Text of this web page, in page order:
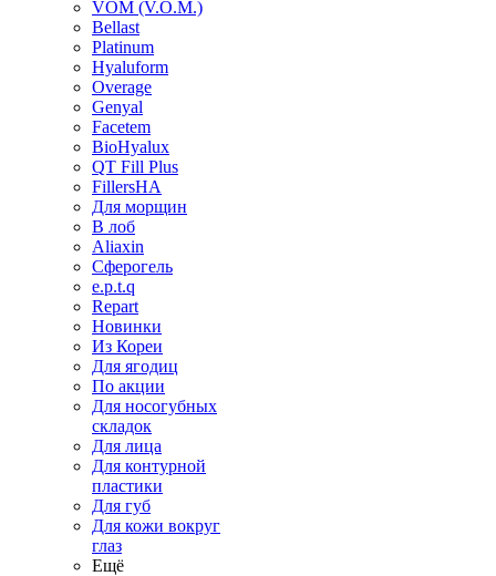
VOM (V.O.M.)
Bellast
Platinum
Hyaluform
Overage
Genyal
Facetem
BioHyalux
QT Fill Plus
FillersHA
Для морщин
В лоб
Aliaxin
Сферогель
e.p.t.q
Repart
Новинки
Из Кореи
Для ягодиц
По акции
Для носогубных
складок
Для лица
Для контурной
пластики
Для губ
Для кожи вокруг
глаз
Ещё